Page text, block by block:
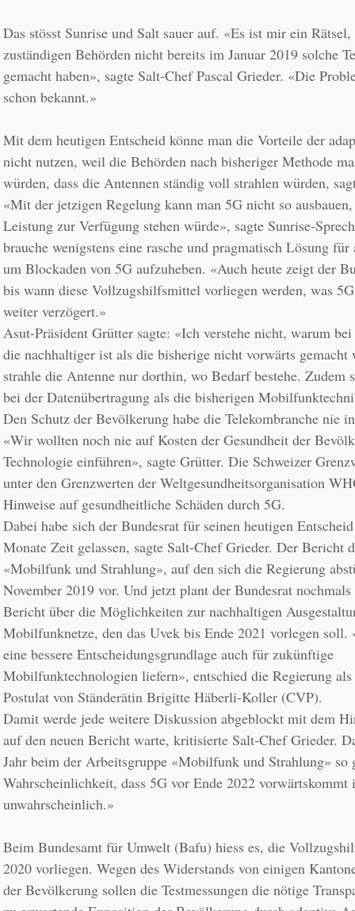
Das stösst Sunrise und Salt sauer auf. «Es ist mir ein
zuständigen Behörden nicht bereits im Januar 2019 solche
gemacht haben», sagte Salt-Chef Pascal Grieder. «Die
schon bekannt.»
Mit dem heutigen Entscheid könne man die Vorteile der
nicht nutzen, weil die Behörden nach bisheriger Methode
würden, dass die Antennen ständig voll strahlen würden,
«Mit der jetzigen Regelung kann man 5G nicht so
Leistung zur Verfügung stehen würde», sagte Sunrise-
brauche wenigstens eine rasche und pragmatisch Lösung
um Blockaden von 5G aufzuheben. «Auch heute zeigt der
bis wann diese Vollzugshilfsmittel vorliegen werden, was
Asut-Präsident Grütter sagte: «Ich verstehe nicht, warum
die nachhaltiger ist als die bisherige nicht vorwärts
strahle die Antenne nur dorthin, wo Bedarf bestehe. Zudem
Den Schutz der Bevölkerung habe die Telekombranche nie
«Wir wollten noch nie auf Kosten der Gesundheit der
Technologie einführen», sagte Grütter. Die Schweizer
unter den Grenzwerten der Weltgesundheitsorganisation
Dabei habe sich der Bundesrat für seinen heutigen
Monate Zeit gelassen, sagte Salt-Chef Grieder. Der Bericht
«Mobilfunk und Strahlung», auf den sich die Regierung
November 2019 vor. Und jetzt plant der Bundesrat nochmals
Bericht über die Möglichkeiten zur nachhaltigen
Mobilfunknetze, den das Uvek bis Ende 2021 vorlegen
eine bessere Entscheidungsgrundlage auch für zukünftige
Mobilfunktechnologien liefern», entschied die Regierung
Damit werde jede weitere Diskussion abgeblockt mit dem
auf den neuen Bericht warte, kritisierte Salt-Chef Grieder.
Jahr beim der Arbeitsgruppe «Mobilfunk und Strahlung» so
Wahrscheinlichkeit, dass 5G vor Ende 2022 vorwärtskommt
unwahrscheinlich.»
Beim Bundesamt für Umwelt (Bafu) hiess es, die
2020 vorliegen. Wegen des Widerstands von einigen
der Bevölkerung sollen die Testmessungen die nötige